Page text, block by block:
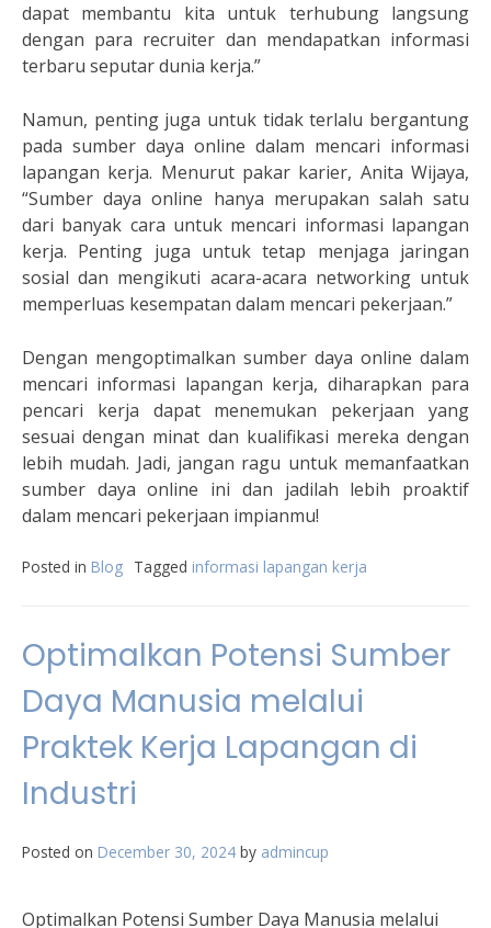
dapat membantu kita untuk terhubung langsung
dengan para recruiter dan mendapatkan informasi
terbaru seputar dunia kerja.”
Namun, penting juga untuk tidak terlalu bergantung
pada sumber daya online dalam mencari informasi
lapangan kerja. Menurut pakar karier, Anita Wijaya,
“Sumber daya online hanya merupakan salah satu
dari banyak cara untuk mencari informasi lapangan
kerja. Penting juga untuk tetap menjaga jaringan
sosial dan mengikuti acara-acara networking untuk
memperluas kesempatan dalam mencari pekerjaan.”
Dengan mengoptimalkan sumber daya online dalam
mencari informasi lapangan kerja, diharapkan para
pencari kerja dapat menemukan pekerjaan yang
sesuai dengan minat dan kualifikasi mereka dengan
lebih mudah. Jadi, jangan ragu untuk memanfaatkan
sumber daya online ini dan jadilah lebih proaktif
dalam mencari pekerjaan impianmu!
Posted in Blog Tagged informasi lapangan kerja
Optimalkan Potensi Sumber
Daya Manusia melalui
Praktek Kerja Lapangan di
Industri
Posted on December 30, 2024 by admincup
Optimalkan Potensi Sumber Daya Manusia melalui